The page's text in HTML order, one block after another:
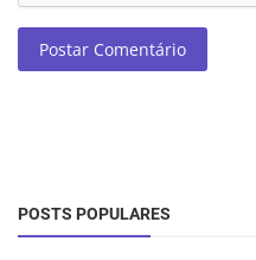
Postar Comentário
POSTS POPULARES